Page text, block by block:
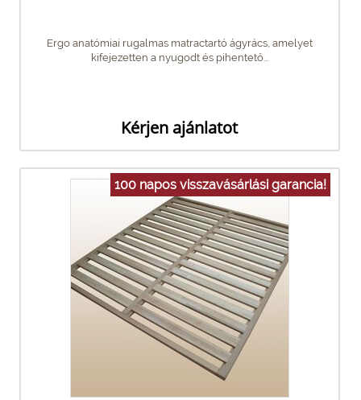
Ergo anatómiai rugalmas matractartó ágyrács, amelyet
kifejezetten a nyugodt és pihentető...
Kérjen ajánlatot
100 napos visszavásárlási garancia!